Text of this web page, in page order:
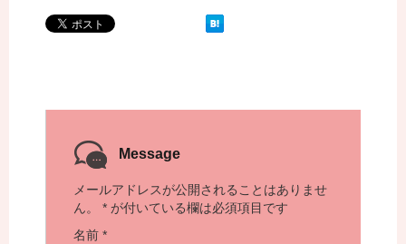
Message
メールアドレスが公開されることはありませ
ん。
* が付いている欄は必須項目です
名前 *